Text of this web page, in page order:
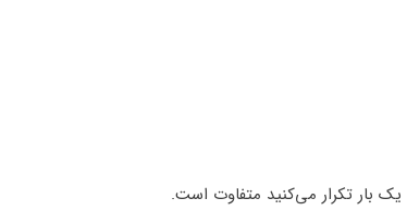
یک بار تکرار می‌کنید متفاوت است.